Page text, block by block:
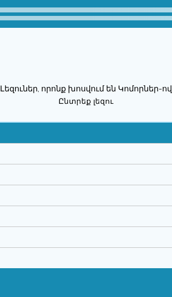
Լեզուներ, որոնք խոսվում են Կոմորներ-ով
Ընտրեք լեզու